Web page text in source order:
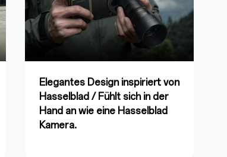
Elegantes Design inspiriert von
Hasselblad / Fühlt sich in der
Hand an wie eine Hasselblad
Kamera.